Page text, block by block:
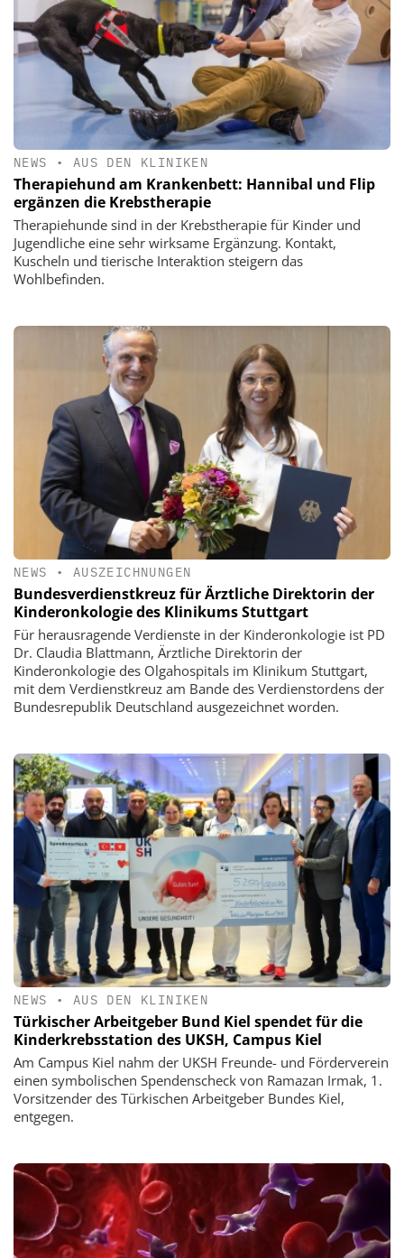
NEWS • AUS DEN KLINIKEN
Therapiehund am Krankenbett: Hannibal und Flip
ergänzen die Krebstherapie
Therapiehunde sind in der Krebstherapie für Kinder und
Jugendliche eine sehr wirksame Ergänzung. Kontakt,
Kuscheln und tierische Interaktion steigern das
Wohlbefinden.
NEWS • AUSZEICHNUNGEN
Bundesverdienstkreuz für Ärztliche Direktorin der
Kinderonkologie des Klinikums Stuttgart
Für herausragende Verdienste in der Kinderonkologie ist PD
Dr. Claudia Blattmann, Ärztliche Direktorin der
Kinderonkologie des Olgahospitals im Klinikum Stuttgart,
mit dem Verdienstkreuz am Bande des Verdienstordens der
Bundesrepublik Deutschland ausgezeichnet worden.
NEWS • AUS DEN KLINIKEN
Türkischer Arbeitgeber Bund Kiel spendet für die
Kinderkrebsstation des UKSH, Campus Kiel
Am Campus Kiel nahm der UKSH Freunde- und Förderverein
einen symbolischen Spendenscheck von Ramazan Irmak, 1.
Vorsitzender des Türkischen Arbeitgeber Bundes Kiel,
entgegen.